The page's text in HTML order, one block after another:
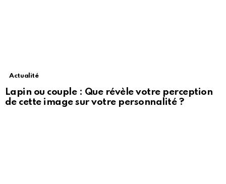
Actualité
Lapin ou couple : Que révèle votre perception
de cette image sur votre personnalité ?